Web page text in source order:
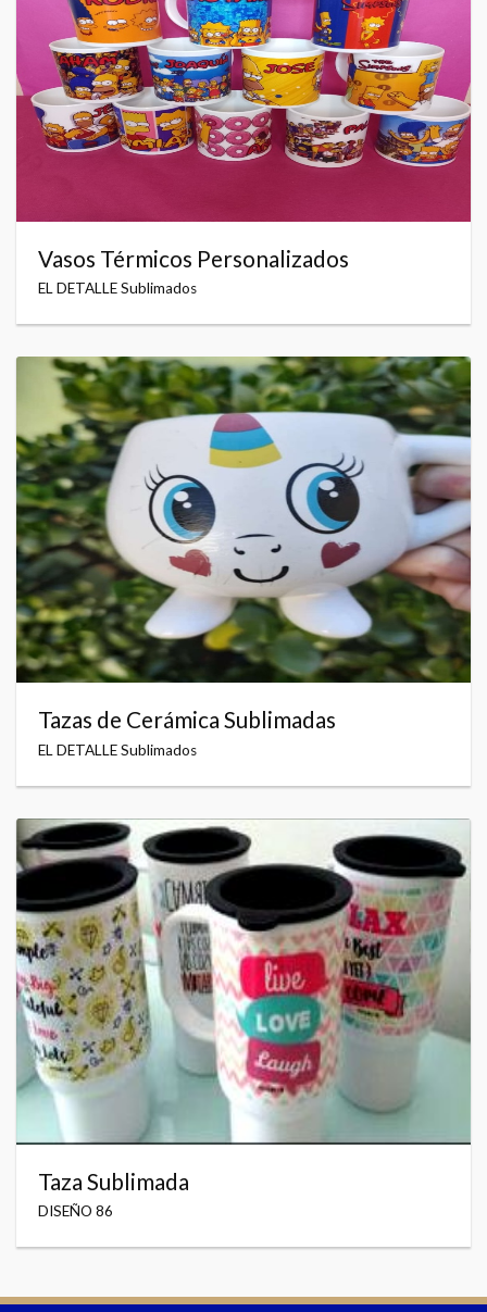
Vasos Térmicos Personalizados
EL DETALLE Sublimados
Tazas de Cerámica Sublimadas
EL DETALLE Sublimados
Taza Sublimada
DISEÑO 86